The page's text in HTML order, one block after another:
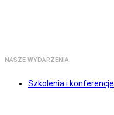
NASZE WYDARZENIA
Szkolenia i konferencje